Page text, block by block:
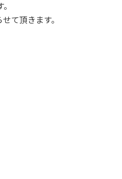
て頂きます。